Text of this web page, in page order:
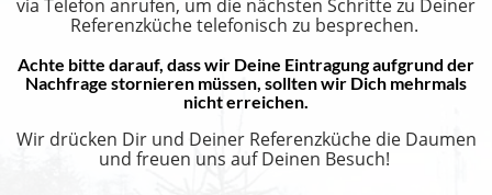
via Telefon anrufen, um die nächsten Schritte zu Deiner
Referenzküche telefonisch zu besprechen.
Achte bitte darauf, dass wir Deine Eintragung aufgrund der
Nachfrage stornieren müssen, sollten wir Dich mehrmals
nicht erreichen.
Wir drücken Dir und Deiner Referenzküche die Daumen
und freuen uns auf Deinen Besuch!